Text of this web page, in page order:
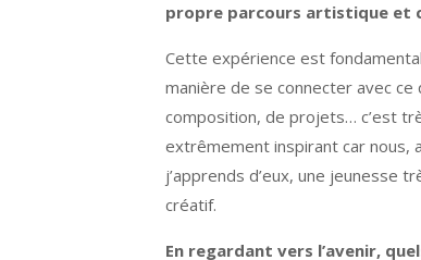
propre parcours artistique et
Cette expérience est
manière de se connecter avec ce
composition, de projets… c’est
extrêmement inspirant car nous,
j’apprends d’eux, une jeunesse
créatif.
En regardant vers l’avenir,